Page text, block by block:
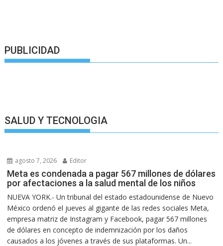
PUBLICIDAD
SALUD Y TECNOLOGIA
agosto 7, 2026 Editor
Meta es condenada a pagar 567 millones de dólares
por afectaciones a la salud mental de los niños
NUEVA YORK.- Un tribunal del estado estadounidense de Nuevo
México ordenó el jueves al gigante de las redes sociales Meta,
empresa matriz de Instagram y Facebook, pagar 567 millones
de dólares en concepto de indemnización por los daños
causados a los jóvenes a través de sus plataformas. Un...